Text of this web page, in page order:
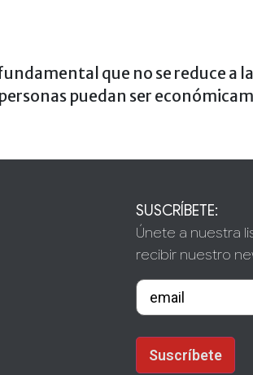
que no se reduce a
puedan ser
SUSCRÍBETE:
Únete a nuestra
recibir nuestro